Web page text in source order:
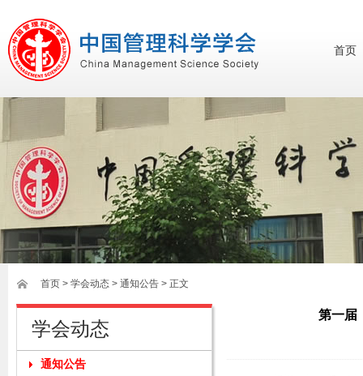
首页
首页 > 学会动态 > 通知公告 > 正文
学会动态
通知公告
第一届